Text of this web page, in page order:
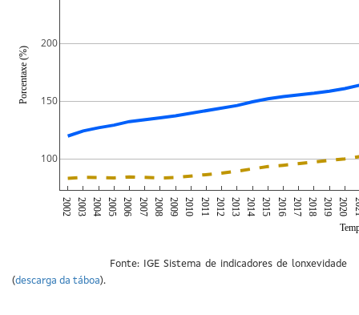
2002 2003 2004 2005 2006 2007 2008 2009 2010 2011 2012 2013 2014 2015 2016 2017 2018 2019 2020
100
150
200
Porcentaxe (%)
Fonte: IGE Sistema de indicadores de lonxevidade
(descarga da táboa).